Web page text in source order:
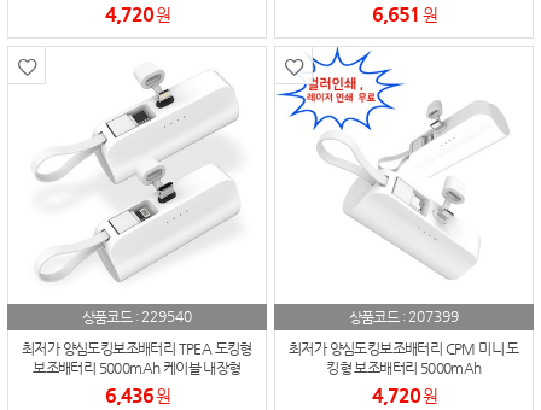
4,720원
C5000Q
6,651 원
상품코드 :229540
최저가 양심도킹보조배터리 TPEA 도킹형
보조배터리 5000mAh 케이블 내장형
6,436원
상품코드 :207399
최저가 양심도킹보조배터리 CPM 미니 도
킹형 보조배터리 5000mAh
4,720원